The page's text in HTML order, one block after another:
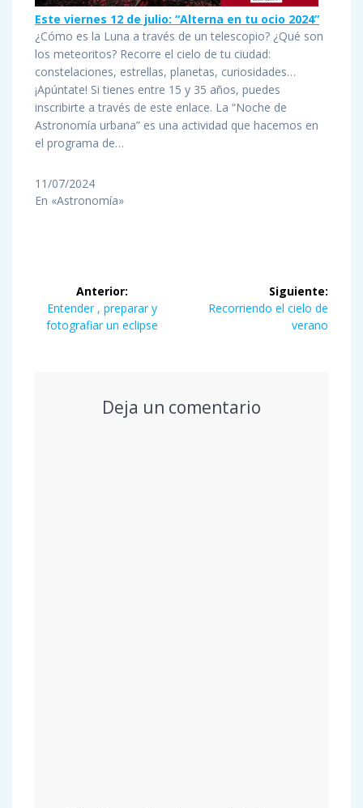
Este viernes 12 de julio: “Alterna en tu ocio 2024”
¿Cómo es la Luna a través de un telescopio? ¿Qué son
los meteoritos? Recorre el cielo de tu ciudad:
constelaciones, estrellas, planetas, curiosidades…
¡Apúntate! Si tienes entre 15 y 35 años, puedes
inscribirte a través de este enlace. La “Noche de
Astronomía urbana” es una actividad que hacemos en
el programa de…
11/07/2024
En «Astronomía»
Navegación
Anterior:
Entrada
anterior:
Entender , preparar y
fotografiar un eclipse
Siguiente:
Siguiente
Recorriendo el cielo de
verano
Deja un comentario